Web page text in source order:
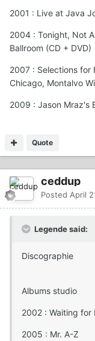
2001 : Live at Java
2004 : Tonight, Not
Ballroom (CD + DVD)
2007 : Selections for
Chicago, Montalvo
2009 : Jason Mraz's
Quote
ceddup
Posted April
Legende said:
Discographie
Albums studio
2002 : Waiting for
2005 : Mr. A-Z